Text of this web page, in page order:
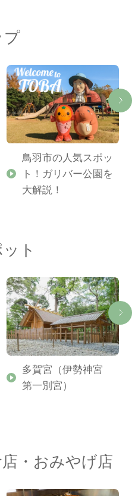
プ
鳥羽市の人気スポッ
ト！ガリバー公園を
大解説！
ト
多賀宮（伊勢神宮
第一別宮）
・おみやげ店